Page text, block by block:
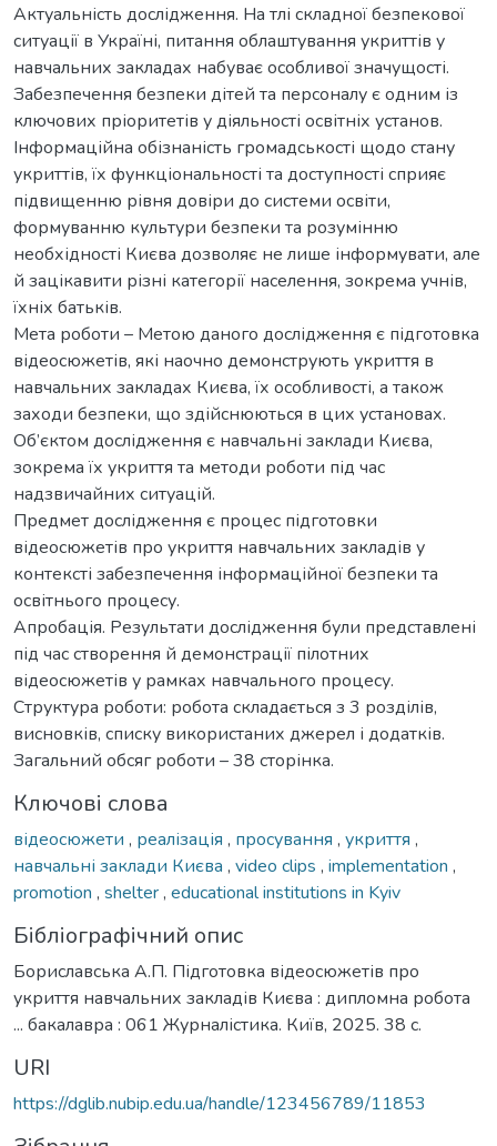
Актуальність дослідження. На тлі складної безпекової
ситуації в Україні, питання облаштування укриттів у
навчальних закладах набуває особливої значущості.
Забезпечення безпеки дітей та персоналу є одним із
ключових пріоритетів у діяльності освітніх установ.
Інформаційна обізнаність громадськості щодо стану
укриттів, їх функціональності та доступності сприяє
підвищенню рівня довіри до системи освіти,
формуванню культури безпеки та розумінню
необхідності Києва дозволяє не лише інформувати, але
й зацікавити різні категорії населення, зокрема учнів,
їхніх батьків.
Мета роботи – Метою даного дослідження є підготовка
відеосюжетів, які наочно демонструють укриття в
навчальних закладах Києва, їх особливості, а також
заходи безпеки, що здійснюються в цих установах.
Об’єктом дослідження є навчальні заклади Києва,
зокрема їх укриття та методи роботи під час
надзвичайних ситуацій.
Предмет дослідження є процес підготовки
відеосюжетів про укриття навчальних закладів у
контексті забезпечення інформаційної безпеки та
освітнього процесу.
Апробація. Результати дослідження були представлені
під час створення й демонстрації пілотних
відеосюжетів у рамках навчального процесу.
Структура роботи: робота складається з 3 розділів,
висновків, списку використаних джерел і додатків.
Загальний обсяг роботи – 38 сторінка.
Ключові слова
відеосюжети , реалізація , просування , укриття ,
навчальні заклади Києва , video clips , implementation ,
promotion , shelter, educational institutions in Kyiv
Бібліографічний опис
Бориславська А.П. Підготовка відеосюжетів про
укриття навчальних закладів Києва : дипломна робота
... бакалавра : 061 Журналістика. Київ, 2025. 38 с.
URI
https://dglib.nubip.edu.ua/handle/123456789/11853